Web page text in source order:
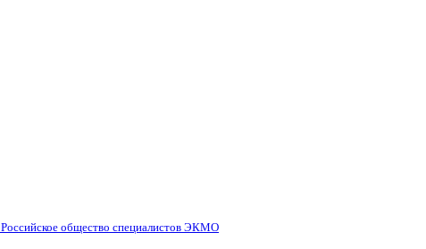
Российское общество специалистов ЭКМО